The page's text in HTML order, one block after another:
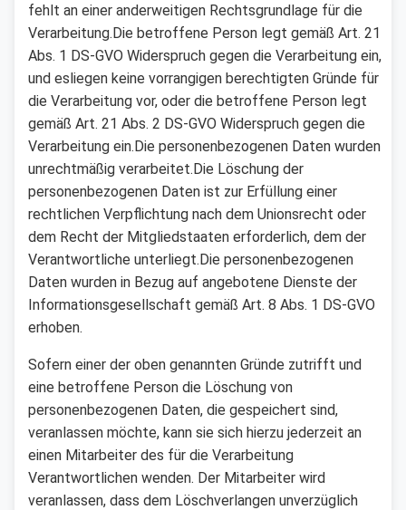
fehlt an einer anderweitigen Rechtsgrundlage für die
Verarbeitung.Die betroffene Person legt gemäß Art. 21
Abs. 1 DS-GVO Widerspruch gegen die Verarbeitung ein,
und esliegen keine vorrangigen berechtigten Gründe für
die Verarbeitung vor, oder die betroffene Person legt
gemäß Art. 21 Abs. 2 DS-GVO Widerspruch gegen die
Verarbeitung ein.Die personenbezogenen Daten wurden
unrechtmäßig verarbeitet.Die Löschung der
personenbezogenen Daten ist zur Erfüllung einer
rechtlichen Verpflichtung nach dem Unionsrecht oder
dem Recht der Mitgliedstaaten erforderlich, dem der
Verantwortliche unterliegt.Die personenbezogenen
Daten wurden in Bezug auf angebotene Dienste der
Informationsgesellschaft gemäß Art. 8 Abs. 1 DS-GVO
erhoben.
Sofern einer der oben genannten Gründe zutrifft und
eine betroffene Person die Löschung von
personenbezogenen Daten, die gespeichert sind,
veranlassen möchte, kann sie sich hierzu jederzeit an
einen Mitarbeiter des für die Verarbeitung
Verantwortlichen wenden. Der Mitarbeiter wird
veranlassen, dass dem Löschverlangen unverzüglich